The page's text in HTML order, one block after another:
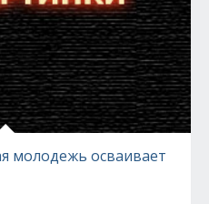
молодежь осваивает